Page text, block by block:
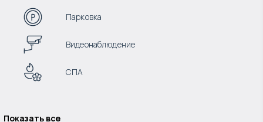
Парковка
Видеонаблюдение
СПА
Показать все